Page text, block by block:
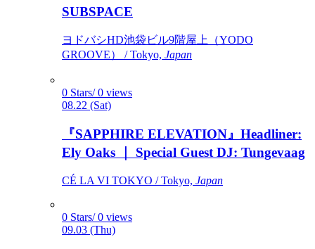
SUBSPACE
ヨドバシHD池袋ビル9階屋上（YODO
GROOVE） / Tokyo, Japan
0 Stars/ 0 views
08.22 (Sat)
『SAPPHIRE ELEVATION』Headliner:
Ely Oaks ｜ Special Guest DJ: Tungevaag
CÉ LA VI TOKYO / Tokyo, Japan
0 Stars/ 0 views
09.03 (Thu)